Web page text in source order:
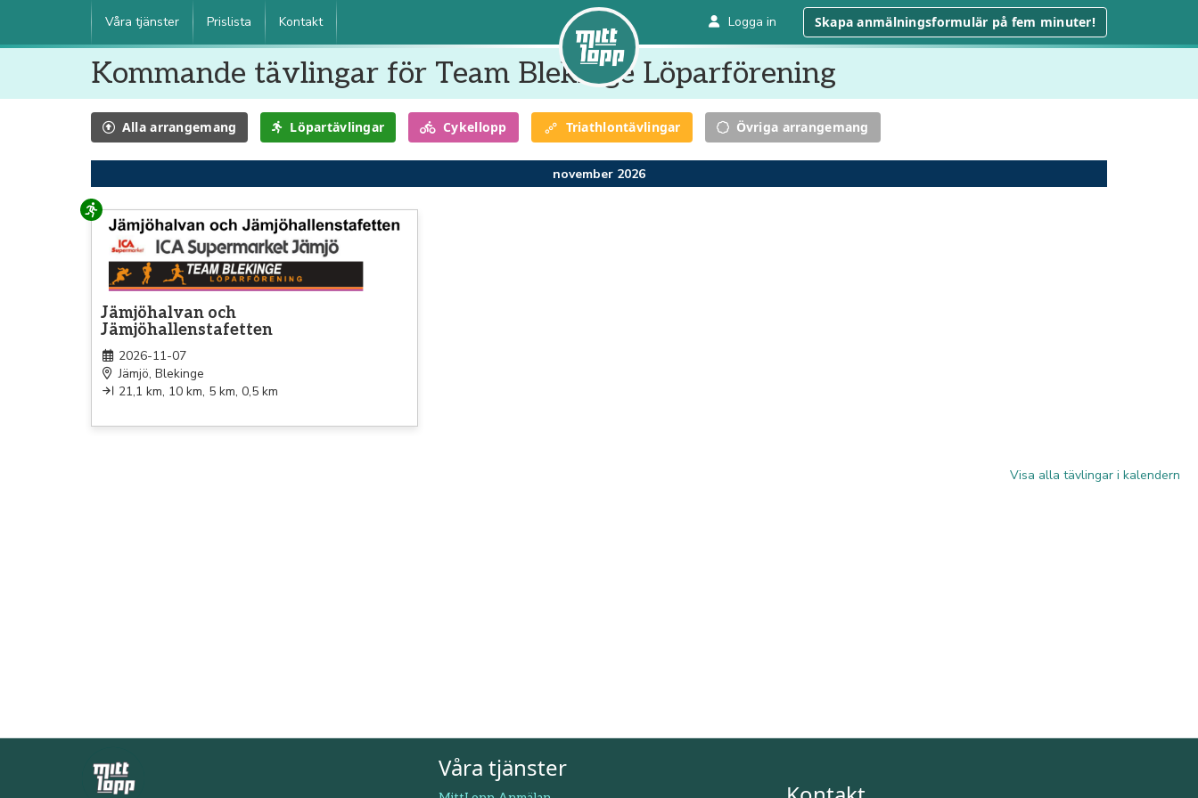
Våra tjänster Prislista Kontakt Logga in Skapa anmälningsformulär på fem minuter!
Kommande tävlingar för Team Blekinge Löparförening
Alla arrangemang Löpartävlingar Cykellopp Triathlontävlingar Övriga arrangemang
november 2026
Löpning
Jämjöhalvan och
Jämjöhallenstafetten
2026-11-07
Jämjö, Blekinge
21,1 km, 10 km, 5 km, 0,5 km
Visa alla tävlingar i kalendern
Våra tjänster